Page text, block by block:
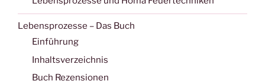
Lebensprozesse – Das Buch
Einführung
Inhaltsverzeichnis
Buch Rezensionen